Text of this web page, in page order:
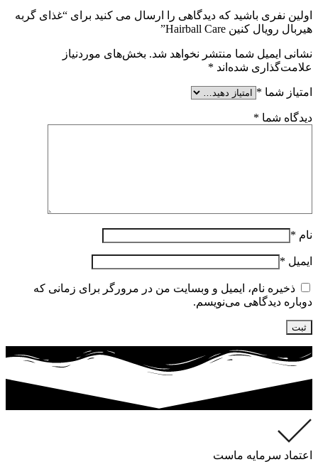
اولین نفری باشید که دیدگاهی را ارسال می کنید برای “غذای گربه
هیربال رویال کنین Hairball Care”
نشانی ایمیل شما منتشر نخواهد شد. بخش‌های موردنیاز
علامت‌گذاری شده‌اند *
امتیاز شما *
دیدگاه شما *
نام *
ایمیل *
ذخیره نام، ایمیل و وبسایت من در مرورگر برای زمانی که
دوباره دیدگاهی می‌نویسم.
اعتماد سرمایه ماست